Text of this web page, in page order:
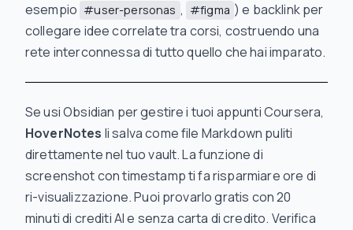
esempio #user-personas , #figma ) e backlink per
collegare idee correlate tra corsi, costruendo una
rete interconnessa di tutto quello che hai imparato.
Se usi Obsidian per gestire i tuoi appunti Coursera,
HoverNotes li salva come file Markdown puliti
direttamente nel tuo vault. La funzione di
screenshot con timestamp ti fa risparmiare ore di
ri-visualizzazione. Puoi provarlo gratis con 20
minuti di crediti AI e senza carta di credito. Verifica